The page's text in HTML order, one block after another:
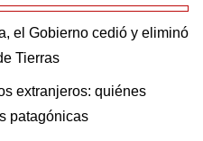
el Gobierno cedió y eliminó
Tierras
extranjeros: quiénes
patagónicas